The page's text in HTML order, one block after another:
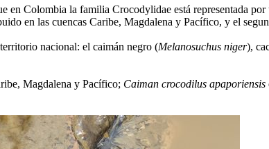
Colombia la familia Crocodylidae está representada por
en las cuencas Caribe, Magdalena y Pacífico, y el
nacional: el caimán negro (Melanosuchus niger),
Magdalena y Pacífico; Caiman crocodilus apaporiensis